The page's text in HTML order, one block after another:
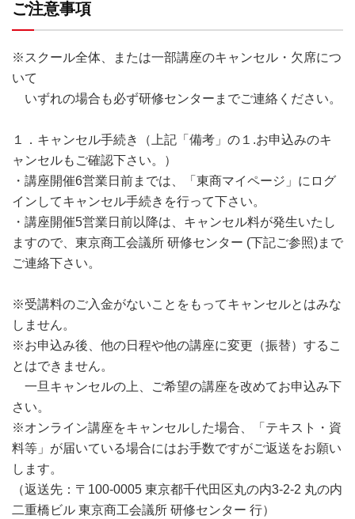
ご注意事項
※スクール全体、または一部講座のキャンセル・欠席につ
いて
いずれの場合も必ず研修センターまでご連絡ください。
１．キャンセル手続き（上記「備考」の１.お申込みのキ
ャンセルもご確認下さい。）
・講座開催6営業日前までは、「東商マイページ」にログ
インしてキャンセル手続きを行って下さい。
・講座開催5営業日前以降は、キャンセル料が発生いたし
ますので、東京商工会議所 研修センター (下記ご参照)まで
ご連絡下さい。
※受講料のご入金がないことをもってキャンセルとはみな
しません。
※お申込み後、他の日程や他の講座に変更（振替）するこ
とはできません。
一旦キャンセルの上、ご希望の講座を改めてお申込み下
さい。
※オンライン講座をキャンセルした場合、「テキスト・資
料等」が届いている場合にはお手数ですがご返送をお願い
します。
（返送先：〒100-0005 東京都千代田区丸の内3-2-2 丸の内
二重橋ビル 東京商工会議所 研修センター 行）